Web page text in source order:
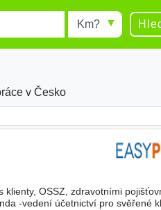
Radius
v Česko
OSSZ, zdravotními
-vedení účetnictví pro svěřené